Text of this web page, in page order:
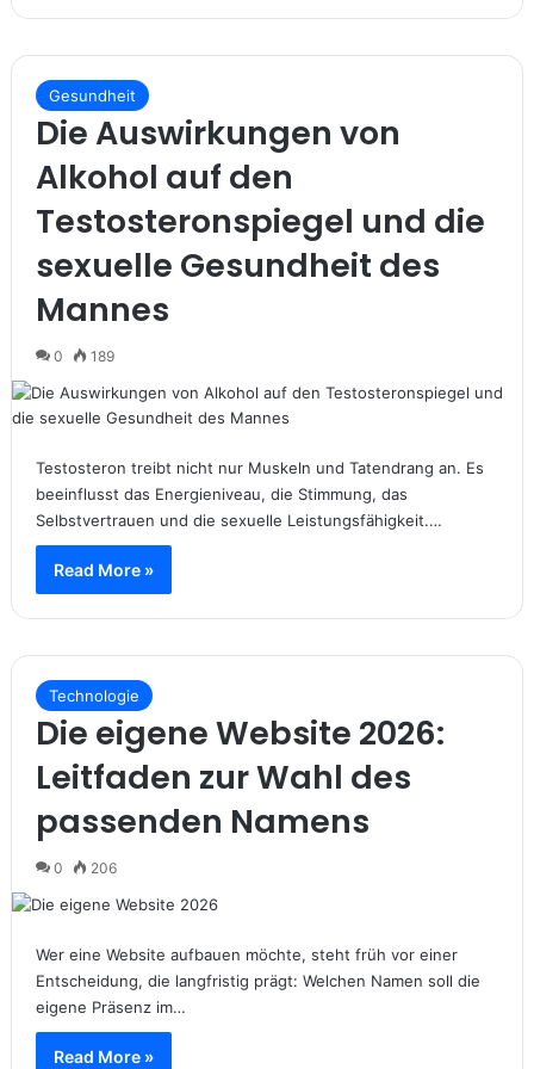
Gesundheit
Die Auswirkungen von
Alkohol auf den
Testosteronspiegel und die
sexuelle Gesundheit des
Mannes
0 189
Testosteron treibt nicht nur Muskeln und Tatendrang an. Es
beeinflusst das Energieniveau, die Stimmung, das
Selbstvertrauen und die sexuelle Leistungsfähigkeit.…
Read More »
Technologie
Die eigene Website 2026:
Leitfaden zur Wahl des
passenden Namens
0 206
Wer eine Website aufbauen möchte, steht früh vor einer
Entscheidung, die langfristig prägt: Welchen Namen soll die
eigene Präsenz im…
Read More »